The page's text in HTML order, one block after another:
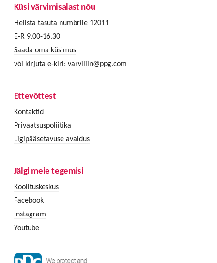
Küsi värvimisalast nõu
Helista tasuta numbrile 12011
E-R 9.00-16.30
Saada oma küsimus
või kirjuta e-kiri: varviliin@ppg.com
Ettevõttest
Kontaktid
Privaatsuspoliitika
Ligipääsetavuse avaldus
Jälgi meie tegemisi
Koolituskeskus
Facebook
Instagram
Youtube